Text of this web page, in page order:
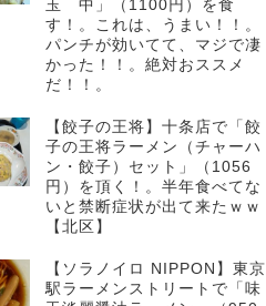
玉 中」（1100円）を食
す！。これは、うまい！！。
パンチが効いてて、マジで凄
かった！！。絶対おススメ
だ！！。
【餃子の王将】十条店で「餃
子の王将ラーメン（チャーハ
ン・餃子）セット」（1056
円）を頂く！。半年食べてな
いと禁断症状が出て来たｗｗ
【北区】
【ソラノイロ NIPPON】東京
駅ラーメンストリートで「味